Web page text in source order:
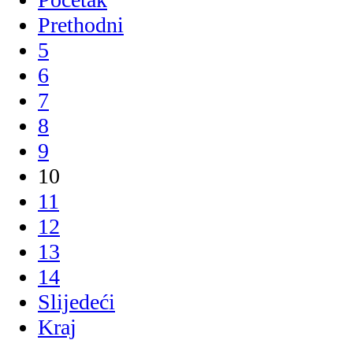
Prethodni
5
6
7
8
9
10
11
12
13
14
Slijedeći
Kraj